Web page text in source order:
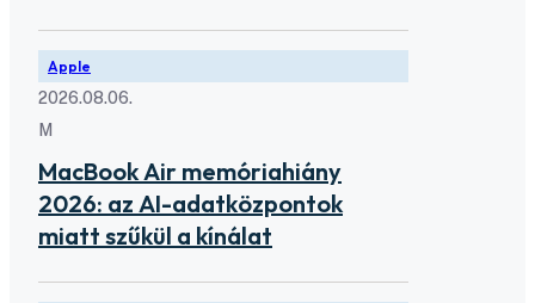
Apple
2026.08.06.
M
MacBook Air memóriahiány
2026: az AI-adatközpontok
miatt szűkül a kínálat